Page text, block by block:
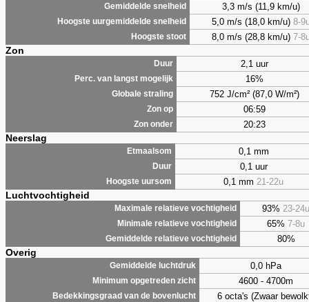
Gemiddelde snelheid 3,3 m/s (11,9 km/u)
Hoogste uurgemiddelde snelheid 5,0 m/s (18,0 km/u) 8-
Hoogste stoot 8,0 m/s (28,8 km/u) 7-
Zon
Duur 2,1 uur
Perc. van langst mogelijk 16%
Globale straling 752 J/cm² (87,0 W/m²)
Zon op 06:59
Zon onder 20:23
Neerslag
Etmaalsom 0,1 mm
Duur 0,1 uur
Hoogste uursom 0,1 mm 21-22u
Luchtvochtigheid
Maximale relatieve vochtigheid 93% 23-24u
Minimale relatieve vochtigheid 65% 7-8u
Gemiddelde relatieve vochtigheid 80%
Overig
Gemiddelde luchtdruk 0,0 hPa
Minimum opgetreden zicht 4600 - 4700m
Bedekkingsgraad van de bovenlucht 6 octa's (Zwaar